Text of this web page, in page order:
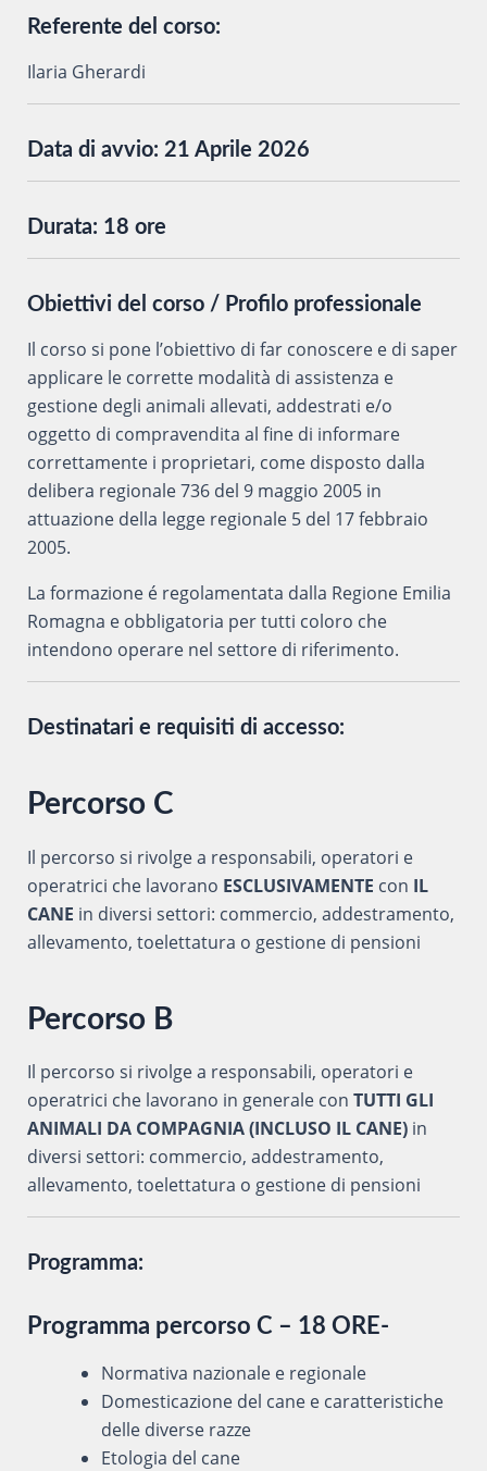
Referente del corso:
Ilaria Gherardi
Data di avvio: 21 Aprile 2026
Durata: 18 ore
Obiettivi del corso / Profilo professionale
Il corso si pone l’obiettivo di far conoscere e di saper
applicare le corrette modalità di assistenza e
gestione degli animali allevati, addestrati e/o
oggetto di compravendita al fine di informare
correttamente i proprietari, come disposto dalla
delibera regionale 736 del 9 maggio 2005 in
attuazione della legge regionale 5 del 17 febbraio
2005.
La formazione é regolamentata dalla Regione Emilia
Romagna e obbligatoria per tutti coloro che
intendono operare nel settore di riferimento.
Destinatari e requisiti di accesso:
Percorso C
Il percorso si rivolge a responsabili, operatori e
operatrici che lavorano ESCLUSIVAMENTE con IL
CANE in diversi settori: commercio, addestramento,
allevamento, toelettatura o gestione di pensioni
Percorso B
Il percorso si rivolge a responsabili, operatori e
operatrici che lavorano in generale con TUTTI GLI
ANIMALI DA COMPAGNIA (INCLUSO IL CANE) in
diversi settori: commercio, addestramento,
allevamento, toelettatura o gestione di pensioni
Programma:
Programma percorso C – 18 ORE-
Normativa nazionale e regionale
Domesticazione del cane e caratteristiche
delle diverse razze
Etologia del cane